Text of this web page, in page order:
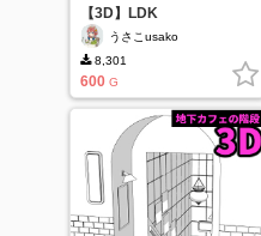
【3D】LDK
うさこusako
8,301
600 G